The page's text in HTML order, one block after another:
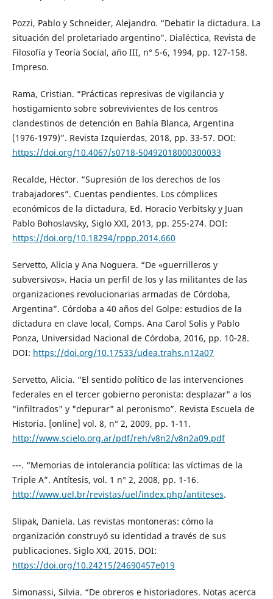
Pozzi, Pablo y Schneider, Alejandro. “Debatir la dictadura. La
situación del proletariado argentino”. Dialéctica, Revista de
Filosofía y Teoría Social, año III, n° 5-6, 1994, pp. 127-158.
Impreso.
Rama, Cristian. “Prácticas represivas de vigilancia y
hostigamiento sobre sobrevivientes de los centros
clandestinos de detención en Bahía Blanca, Argentina
(1976-1979)”. Revista Izquierdas, 2018, pp. 33-57. DOI:
https://doi.org/10.4067/s0718-50492018000300033
Recalde, Héctor. “Supresión de los derechos de los
trabajadores”. Cuentas pendientes. Los cómplices
económicos de la dictadura, Ed. Horacio Verbitsky y Juan
Pablo Bohoslavsky, Siglo XXI, 2013, pp. 255-274. DOI:
https://doi.org/10.18294/rppp.2014.660
Servetto, Alicia y Ana Noguera. “De «guerrilleros y
subversivos». Hacia un perfil de los y las militantes de las
organizaciones revolucionarias armadas de Córdoba,
Argentina”. Córdoba a 40 años del Golpe: estudios de la
dictadura en clave local, Comps. Ana Carol Solis y Pablo
Ponza, Universidad Nacional de Córdoba, 2016, pp. 10-28.
DOI: https://doi.org/10.17533/udea.trahs.n12a07
Servetto, Alicia. “El sentido político de las intervenciones
federales en el tercer gobierno peronista: desplazar" a los
"infiltrados" y "depurar" al peronismo”. Revista Escuela de
Historia. [online] vol. 8, n° 2, 2009, pp. 1-11.
http://www.scielo.org.ar/pdf/reh/v8n2/v8n2a09.pdf
---. “Memorias de intolerancia política: las víctimas de la
Triple A”. Antítesis, vol. 1 n° 2, 2008, pp. 1-16.
http://www.uel.br/revistas/uel/index.php/antiteses.
Slipak, Daniela. Las revistas montoneras: cómo la
organización construyó su identidad a través de sus
publicaciones. Siglo XXI, 2015. DOI:
https://doi.org/10.24215/24690457e019
Simonassi, Silvia. “De obreros e historiadores. Notas acerca